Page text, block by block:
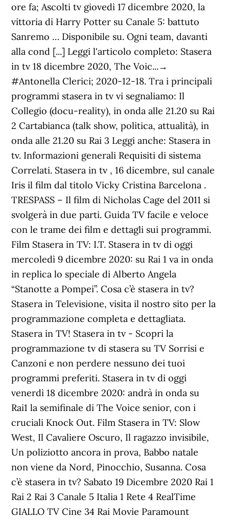
ore fa; Ascolti tv giovedì 17 dicembre 2020, la
vittoria di Harry Potter su Canale 5: battuto
Sanremo … Disponibile su. Ogni team, davanti
alla cond [...] Leggi l'articolo completo: Stasera
in tv 18 dicembre 2020, The Voic...→
#Antonella Clerici; 2020-12-18. Tra i principali
programmi stasera in tv vi segnaliamo: Il
Collegio (docu-reality), in onda alle 21.20 su Rai
2 Cartabianca (talk show, politica, attualità), in
onda alle 21.20 su Rai 3 Leggi anche: Stasera in
tv. Informazioni generali Requisiti di sistema
Correlati. Stasera in tv , 16 dicembre, sul canale
Iris il film dal titolo Vicky Cristina Barcelona .
TRESPASS – Il film di Nicholas Cage del 2011 si
svolgerà in due parti. Guida TV facile e veloce
con le trame dei film e dettagli sui programmi.
Film Stasera in TV: I.T. Stasera in tv di oggi
mercoledì 9 dicembre 2020: su Rai 1 va in onda
in replica lo speciale di Alberto Angela
“Stanotte a Pompei”. Cosa c’è stasera in tv?
Stasera in Televisione, visita il nostro sito per la
programmazione completa e dettagliata.
Stasera in TV! Stasera in tv - Scopri la
programmazione tv di stasera su TV Sorrisi e
Canzoni e non perdere nessuno dei tuoi
programmi preferiti. Stasera in tv di oggi
venerdì 18 dicembre 2020: andrà in onda su
Rai1 la semifinale di The Voice senior, con i
cruciali Knock Out. Film Stasera in TV: Slow
West, Il Cavaliere Oscuro, Il ragazzo invisibile,
Un poliziotto ancora in prova, Babbo natale
non viene da Nord, Pinocchio, Susanna. Cosa
c’è stasera in tv? Sabato 19 Dicembre 2020 Rai 1
Rai 2 Rai 3 Canale 5 Italia 1 Rete 4 RealTime
GIALLO TV Cine 34 Rai Movie Paramount